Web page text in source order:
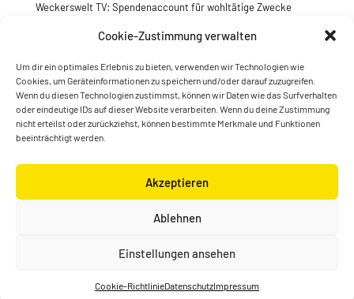
Cookie-Zustimmung verwalten
Um dir ein optimales Erlebnis zu bieten, verwenden wir Technologien wie
Cookies, um Geräteinformationen zu speichern und/oder darauf zuzugreifen.
Wenn du diesen Technologien zustimmst, können wir Daten wie das Surfverhalten
oder eindeutige IDs auf dieser Website verarbeiten. Wenn du deine Zustimmung
nicht erteilst oder zurückziehst, können bestimmte Merkmale und Funktionen
beeinträchtigt werden.
Akzeptieren
Ablehnen
Einstellungen ansehen
Cookie-RichtlinieDatenschutzImpressum
Weckerswelt TV: Spendenaccount für wohltätige Zwecke
Jetzt spenden
© Konstantin Wecker | gestaltet von